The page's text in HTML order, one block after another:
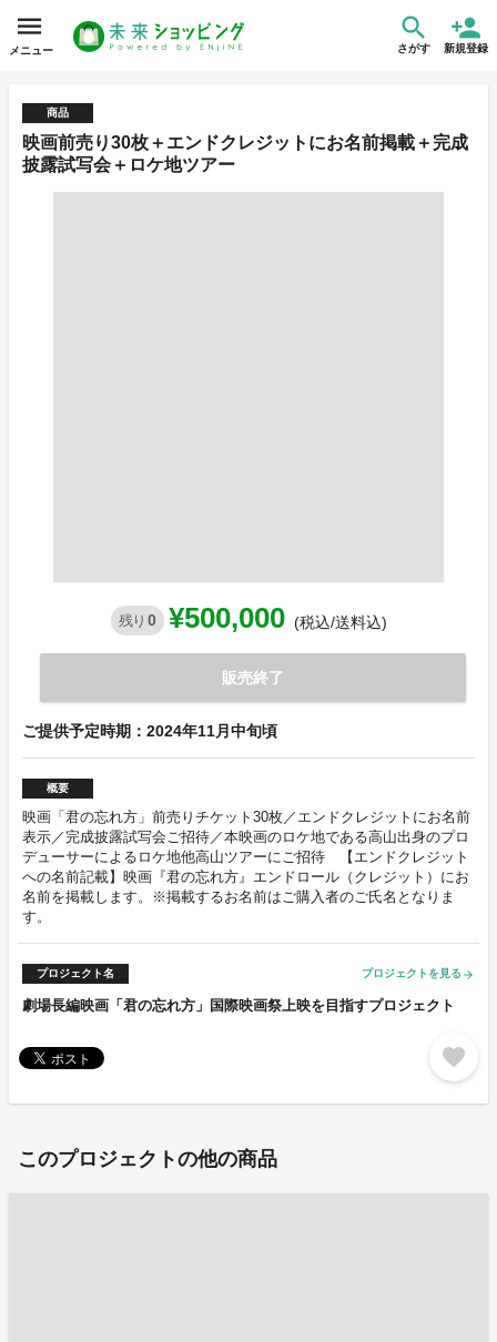
メニュー さがす 新規登録
商品
映画前売り30枚＋エンドクレジットにお名前掲載＋完成
披露試写会＋ロケ地ツアー
残り 0 ¥500,000 (税込/送料込)
販売終了
ご提供予定時期：2024年11月中旬頃
概要
映画「君の忘れ方」前売りチケット30枚／エンドクレジットにお名前
表示／完成披露試写会ご招待／本映画のロケ地である高山出身のプロ
デューサーによるロケ地他高山ツアーにご招待 【エンドクレジット
への名前記載】映画『君の忘れ方』エンドロール（クレジット）にお
名前を掲載します。※掲載するお名前はご購入者のご氏名となりま
す。
プロジェクト名 プロジェクトを見る arrow_forward
劇場長編映画「君の忘れ方」国際映画祭上映を目指すプロジェクト
favorite
このプロジェクトの他の商品